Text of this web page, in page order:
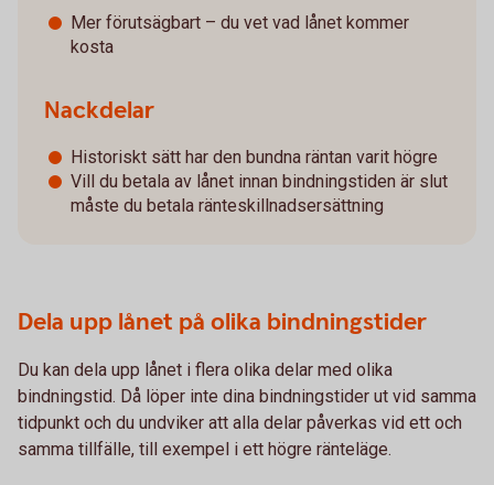
Mer förutsägbart – du vet vad lånet kommer
kosta
Nackdelar
Historiskt sätt har den bundna räntan varit högre
Vill du betala av lånet innan bindningstiden är slut
måste du betala ränteskillnadsersättning
Dela upp lånet på olika bindningstider
Du kan dela upp lånet i flera olika delar med olika
bindningstid. Då löper inte dina bindningstider ut vid samma
tidpunkt och du undviker att alla delar påverkas vid ett och
samma tillfälle, till exempel i ett högre ränteläge.